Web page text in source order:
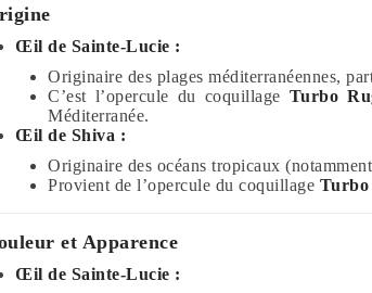
Œil de Sainte-Lucie :
Originaire des plages méditerranéennes,
C’est l’opercule du coquillage Turbo
Méditerranée.
Œil de Shiva :
Originaire des océans tropicaux
Provient de l’opercule du coquillage Turbo
et Apparence
Œil de Sainte-Lucie :